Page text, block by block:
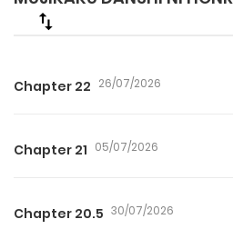
Chapter 22 26/07/2026
Chapter 21 05/07/2026
Chapter 20.5 30/07/2026